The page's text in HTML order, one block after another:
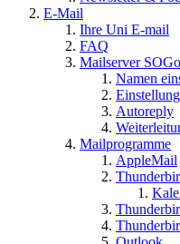
E-Mail
Ihre Uni E-mail
FAQ
Mailserver SOGo
Namen
Autoreply
Mailprogramme
AppleMail